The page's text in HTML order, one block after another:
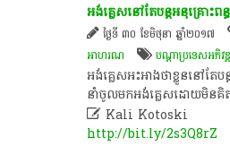
អង់គ្លេសនៅតែបន្តអនុគ្រោះព
ថ្ងៃទី ៣០ ខែមិថុនា ឆ្នាំ២០១៧
អាហរណ
បណ្តា​ប្រទេស​អភិវ
អង់គ្លេសអះអាងថាខ្លួននៅតែ
នាំចូលមកអង់គ្លេសដោយមិនគិ
Kali Kotoski
http://bit.ly/2s3Q8rZ